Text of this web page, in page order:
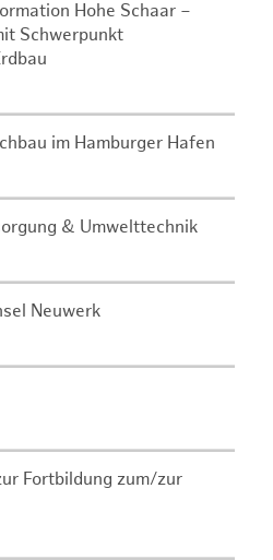
Hohe Schaar –
Schwerpunkt
im Hamburger Hafen
& Umwelttechnik
Neuwerk
Fortbildung zum/zur